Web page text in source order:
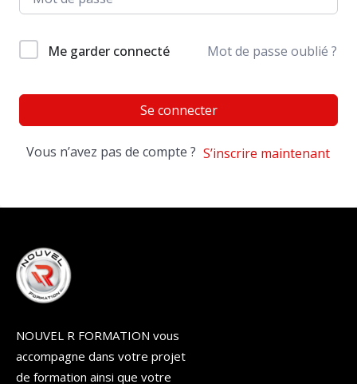
Me garder connecté Mot de passe oublié ?
Se connecter
Vous n’avez pas de compte ? S’inscrire maintenant
NOUVEL R FORMATION vous
accompagne dans votre projet
de formation ainsi que votre